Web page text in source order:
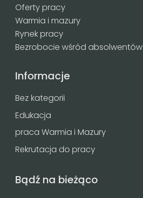
Oferty pracy
Warmia i mazury
Rynek pracy
Bezrobocie wśród absolwentów
Informacje
Bez kategorii
Edukacja
praca Warmia i Mazury
Rekrutacja do pracy
Bądź na bieżąco